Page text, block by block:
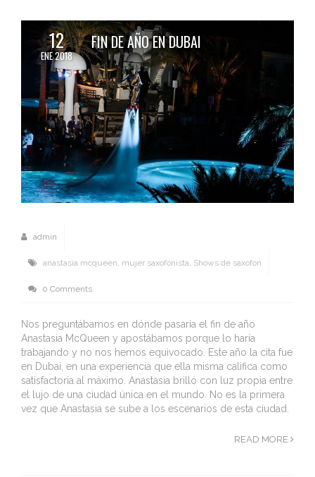
12
ENE 2018
FIN DE AÑO EN DUBAI
admin
anastasia mcqueen mujer saxofonista Shows de saxofon
0 Comments
Nos preguntábamos en dónde pasaría el fin de año
Anastasia McQueen y apostábamos porque lo haría
trabajando y no nos hemos equivocado. Este año la cita fue
en Dubai, en una experiencia que ella misma califica como
satisfactoria al máximo. Anastasia brilló con luz propia entre
el lujo de una ciudad única en el mundo. No es la primera
vez que Anastasia se sube a los escenarios de esta ciudad.
READ MORE